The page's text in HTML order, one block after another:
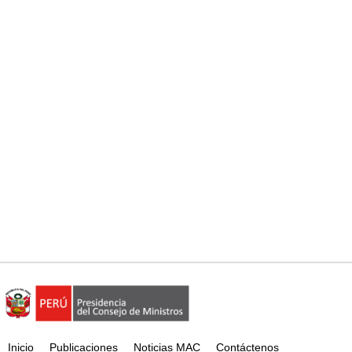
Inicio Publicaciones Noticias MAC Contáctenos